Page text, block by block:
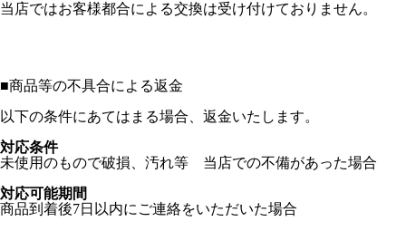
当店ではお客様都合による交換は受け付けておりません。
■商品等の不具合による返金
以下の条件にあてはまる場合、返金いたします。
対応条件
未使用のもので破損、汚れ等 当店での不備があった場合
対応可能期間
商品到着後7日以内にご連絡をいただいた場合